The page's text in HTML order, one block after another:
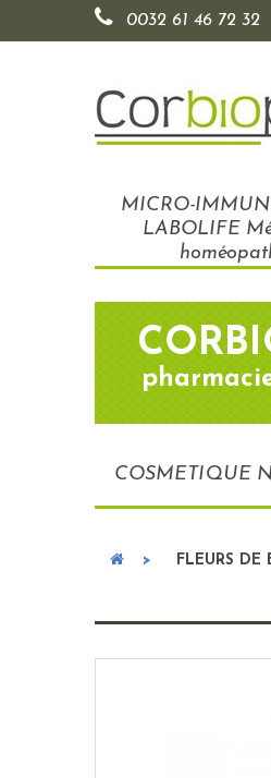
0032 61 46 72 32
MICRO-
LABOLIFE
COSMETIQUE
> FLEURS DE